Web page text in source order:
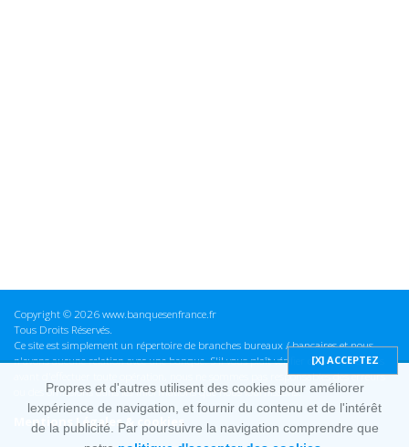
Copyright © 2026 www.banquesenfrance.fr
Tous Droits Réservés.
Ce site est simplement un répertoire de branches bureaux / bancaires et nous
n'avons aucune relation avec une banque. S'il vous plaît vérifier ces informations
avant d'effectuer toute opération, nous ne sommes pas responsables des erreurs
ou des omissions dans les informations que nous fournissons.
Mentions Légales & cookies
Propres et d'autres utilisent des cookies pour améliorer
lexpérience de navigation, et fournir du contenu et de l'intérêt
de la publicité. Par poursuivre la navigation comprendre que